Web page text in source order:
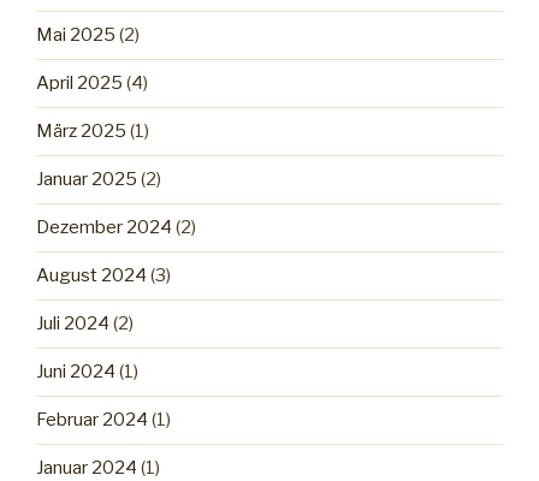
Mai 2025 (2)
April 2025 (4)
März 2025 (1)
Januar 2025 (2)
Dezember 2024 (2)
August 2024 (3)
Juli 2024 (2)
Juni 2024 (1)
Februar 2024 (1)
Januar 2024 (1)